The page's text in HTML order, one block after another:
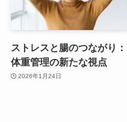
ストレスと腸のつながり：
体重管理の新たな視点
2026年1月24日